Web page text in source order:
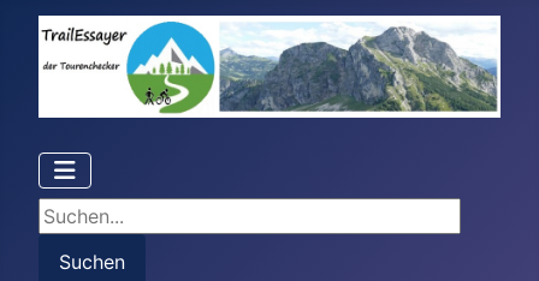
Suchen...
Suchen